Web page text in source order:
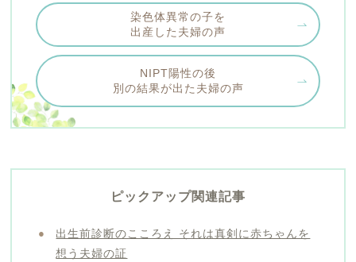
染色体異常の子を
出産した夫婦の声
NIPT陽性の後
別の結果が出た夫婦の声
ピックアップ関連記事
出生前診断のこころえ それは真剣に赤ちゃんを
想う夫婦の証